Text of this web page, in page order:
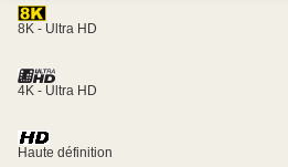
8K - Ultra HD
4K - Ultra HD
Haute définition